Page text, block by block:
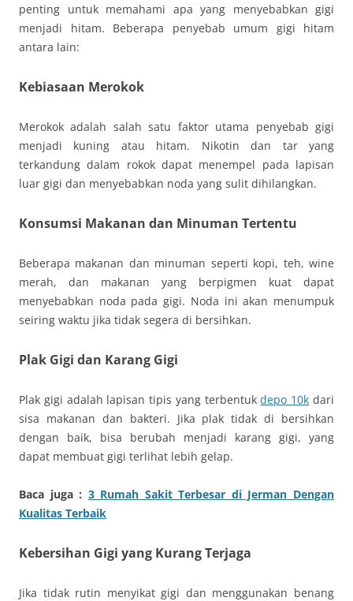
penting untuk memahami apa yang menyebabkan gigi
menjadi hitam. Beberapa penyebab umum gigi hitam
antara lain:
Kebiasaan Merokok
Merokok adalah salah satu faktor utama penyebab gigi
menjadi kuning atau hitam. Nikotin dan tar yang
terkandung dalam rokok dapat menempel pada lapisan
luar gigi dan menyebabkan noda yang sulit dihilangkan.
Konsumsi Makanan dan Minuman Tertentu
Beberapa makanan dan minuman seperti kopi, teh, wine
merah, dan makanan yang berpigmen kuat dapat
menyebabkan noda pada gigi. Noda ini akan menumpuk
seiring waktu jika tidak segera di bersihkan.
Plak Gigi dan Karang Gigi
Plak gigi adalah lapisan tipis yang terbentukdepo 10k dari
sisa makanan dan bakteri. Jika plak tidak di bersihkan
dengan baik, bisa berubah menjadi karang gigi, yang
dapat membuat gigi terlihat lebih gelap.
Baca juga : 3 Rumah Sakit Terbesar di Jerman Dengan
Kualitas Terbaik
Kebersihan Gigi yang Kurang Terjaga
Jika tidak rutin menyikat gigi dan menggunakan benang